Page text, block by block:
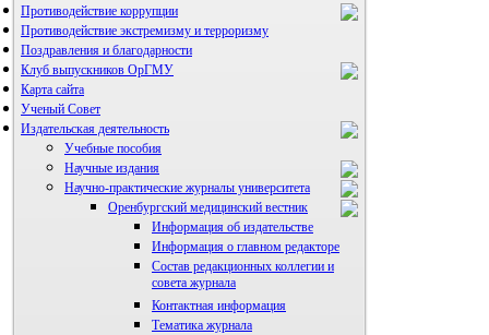
Противодействие коррупции
Противодействие экстремизму и терроризму
Поздравления и благодарности
Клуб выпускников ОрГМУ
Карта сайта
Ученый Совет
Издательская деятельность
Учебные пособия
Научные издания
Научно-практические журналы университета
Оренбургский медицинский вестник
Информация об издательстве
Информация о главном редакторе
Состав редакционных коллегии и
совета журнала
Контактная информация
Тематика журнала